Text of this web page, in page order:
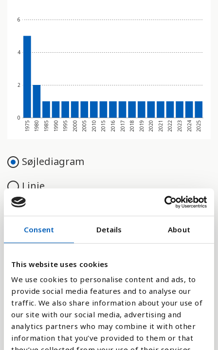
Consent Details About
This website uses cookies
We use cookies to personalise content and ads, to
provide social media features and to analyse our
traffic. We also share information about your use of
our site with our social media, advertising and
analytics partners who may combine it with other
information that you’ve provided to them or that
0
2
4
6
1975 1980 1985 1990 1995 2000 2005 2010 2015 2016 2017 2018 2019 2020 2021 2022 2023 2024 2025
Søjlediagram
Linje
Flade
Sammenligne med:
Forklaring
Landene bliver evalueret udfra en check-liste med